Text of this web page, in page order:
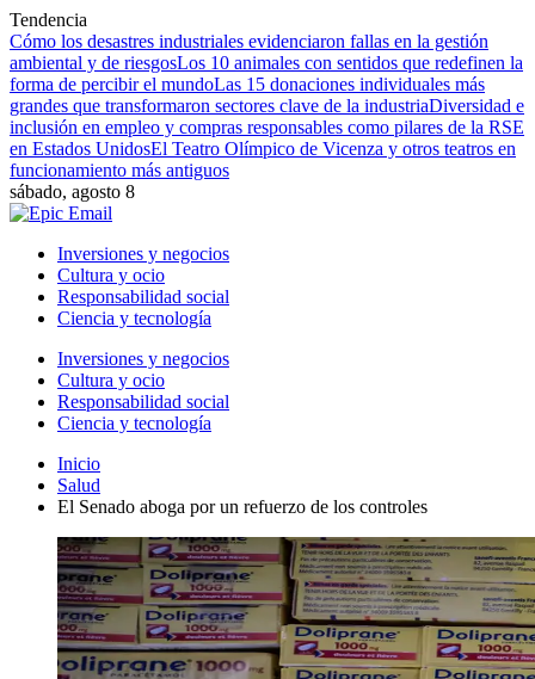
Tendencia
Cómo los desastres industriales evidenciaron fallas en la gestión
ambiental y de riesgosLos 10 animales con sentidos que redefinen la
forma de percibir el mundoLas 15 donaciones individuales más
grandes que transformaron sectores clave de la industriaDiversidad e
inclusión en empleo y compras responsables como pilares de la RSE
en Estados UnidosEl Teatro Olímpico de Vicenza y otros teatros en
funcionamiento más antiguos
sábado, agosto 8
Inversiones y negocios
Cultura y ocio
Responsabilidad social
Ciencia y tecnología
Inversiones y negocios
Cultura y ocio
Responsabilidad social
Ciencia y tecnología
Inicio
Salud
El Senado aboga por un refuerzo de los controles